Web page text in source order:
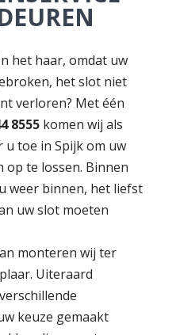
het haar, omdat uw
het slot niet
verloren? Met één
8555 komen wij als
toe in Spijk om uw
te lossen. Binnen
weer binnen, het liefst
uw slot moeten
monteren wij ter
Uiteraard
keuze gemaakt